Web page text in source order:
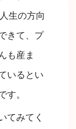
生の方向
きて、プ
も産ま
いるとい
す。
てみてく